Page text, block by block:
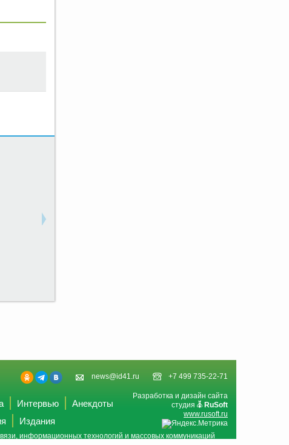
news@id41.ru +7 499 735-22-71
Разработка и дизайн сайта
студия
RuSoft
www.rusoft.ru
Интервью
Анекдоты
Издания
информационных технологий и массовых коммуникаций